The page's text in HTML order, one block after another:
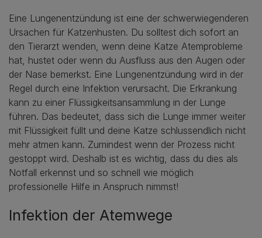
Eine Lungenentzündung ist eine der schwerwiegenderen
Ursachen für Katzenhusten. Du solltest dich sofort an
den Tierarzt wenden, wenn deine Katze Atemprobleme
hat, hustet oder wenn du Ausfluss aus den Augen oder
der Nase bemerkst. Eine Lungenentzündung wird in der
Regel durch eine Infektion verursacht. Die Erkrankung
kann zu einer Flüssigkeitsansammlung in der Lunge
führen. Das bedeutet, dass sich die Lunge immer weiter
mit Flüssigkeit füllt und deine Katze schlussendlich nicht
mehr atmen kann. Zumindest wenn der Prozess nicht
gestoppt wird. Deshalb ist es wichtig, dass du dies als
Notfall erkennst und so schnell wie möglich
professionelle Hilfe in Anspruch nimmst!
Infektion der Atemwege